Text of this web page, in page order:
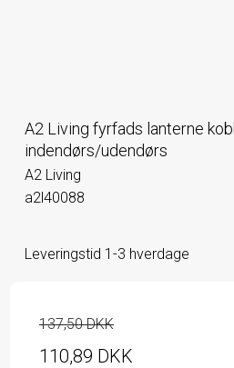
A2 Living fyrfads lanterne
indendørs/udendørs
A2 Living
a2l40088
Leveringstid 1-3 hverdage
137,50 DKK
110,89 DKK